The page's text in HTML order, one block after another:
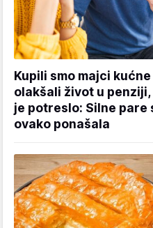
Kupili smo majci
olakšali život u
je potreslo: Silne pare
ovako ponašala